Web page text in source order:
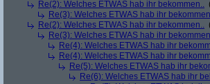
Re(2): Welches ETWAS hab ihr bekommen..
Re(3): Welches ETWAS hab ihr
Re(2): Welches ETWAS hab ihr bekommen..
Re(3): Welches ETWAS hab ihr
Re(4): Welches ETWAS hab ihr
Re(4): Welches ETWAS hab ihr
Re(5): Welches ETWAS hab ihr
Re(6): Welches ETWAS hab ihr